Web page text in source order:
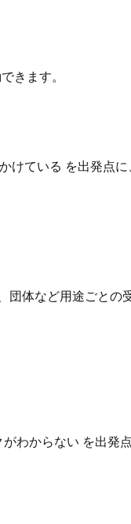
きます。
けている を出発点
体など用途ごと
わからない を出